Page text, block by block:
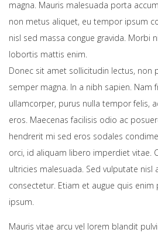
magna. Mauris malesuada porta
non metus aliquet, eu tempor ipsum
nisl sed massa congue gravida. Morbi
lobortis mattis enim.
Donec sit amet sollicitudin lectus, non
semper magna. In a nibh sapien. Nam
ullamcorper, purus nulla tempor felis,
eros. Maecenas facilisis odio ac
hendrerit mi sed eros sodales
orci, id aliquam libero imperdiet vitae.
ultricies malesuada. Sed vulputate nisl
consectetur. Etiam et augue quis
ipsum.
Mauris vitae arcu vel lorem blandit